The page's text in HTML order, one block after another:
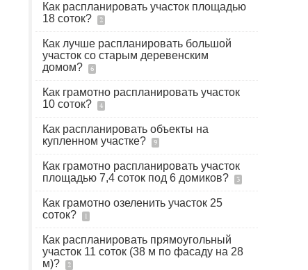
Как распланировать участок площадью
18 соток?
2
Как лучше распланировать большой
участок со старым деревенским
домом?
6
Как грамотно распланировать участок
10 соток?
4
Как распланировать объекты на
купленном участке?
9
Как грамотно распланировать участок
площадью 7,4 соток под 6 домиков?
3
Как грамотно озеленить участок 25
соток?
1
Как распланировать прямоугольный
участок 11 соток (38 м по фасаду на 28
м)?
2